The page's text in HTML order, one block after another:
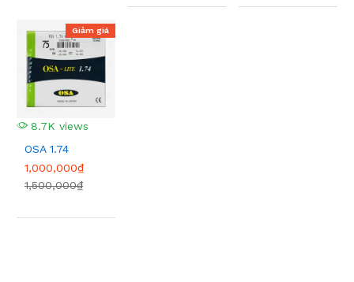
8.7K views
Giảm giá
OSA 1.74
1,000,000₫
1,500,000₫